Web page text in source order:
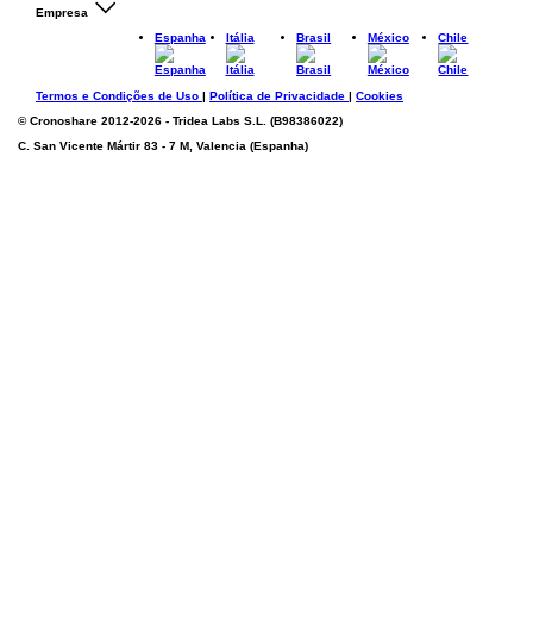
Empresa
Espanha
Itália Brasil México Chile
Termos e Condições de Uso | Política de Privacidade | Cookies
©Cronoshare 2012-2026 - Tridea Labs S.L. (B98386022)
C. San Vicente Mártir 83 - 7 M, Valencia (Espanha)